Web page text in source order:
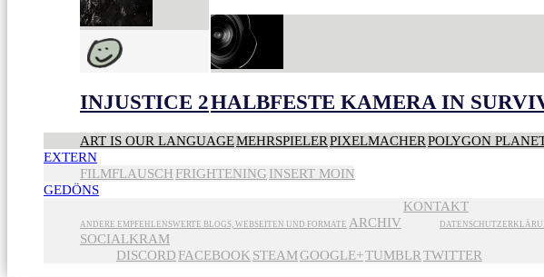
INJUSTICE 2HALBFESTE KAMERA IN
ART IS OUR LANGUAGEMEHRSPIELERPIXELMACHERPOLYGON
EXTERN
FILMFLAUSCH FRIGHTENING INSERT MOIN
GEDÖNS
ANDERE EMPFEHLENSWERTE BLOGS, WEBSEITEN UND FORMATE ARCHIV
KONTAKT
SOCIALKRAM
DISCORD FACEBOOK STEAMGOOGLE+TUMBLRTWITTER